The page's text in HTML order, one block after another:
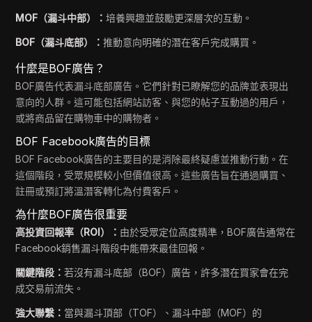
MOF（漏斗中部）：培養興趣並鼓勵更深層次的互動。
BOF（漏斗底部）：推動意向明確的潛在客戶完成購買。
什麼是BOF廣告？
BOF廣告代表漏斗底部廣告。它們針對已瞭解您的品牌並表現出
意向的人群。這可能包括網站訪客、與您的帖子互動過的用戶，
或將商品留在購物車中的購物者。
BOF Facebook廣告的目標
BOF Facebook廣告的主要目的是消除最終疑慮並推動行動。在
這個階段，受眾規模較小但價值很高。這些廣告旨在通過購買、
註冊或預訂將溫潛客轉化為付費客戶。
為什麼BOF廣告很重要
高投資回報率（ROI）： 由於受眾定位高度精準，BOF廣告通常在
Facebook銷售漏斗階段中能帶來最佳回報。
關鍵階段：若沒有漏斗底部（BOF）廣告，許多潛在買家會在完
成交易前流失。
強大聯繫： 當與漏斗頂部（TOF）、漏斗中部（MOF）的